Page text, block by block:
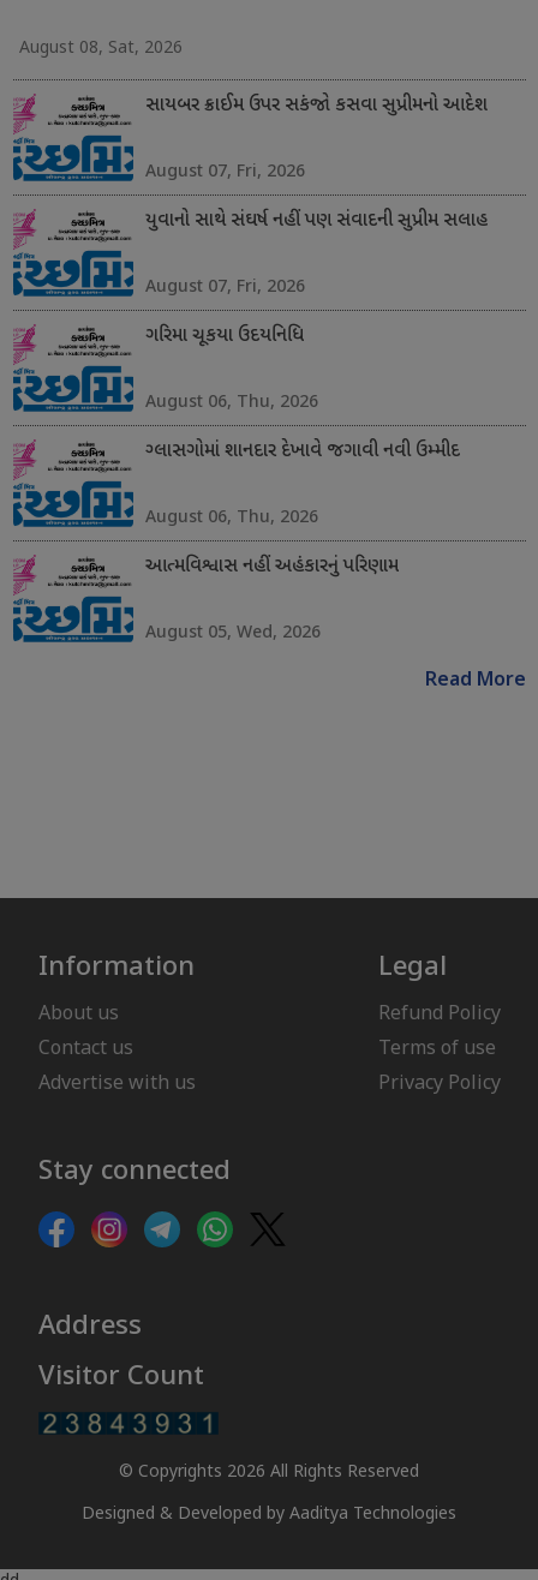
August 08, Sat, 2026
સાયબર ક્રાઈમ ઉપર સકંજો કસવા સુપ્રીમનો આદેશ
August 07, Fri, 2026
યુવાનો સાથે સંઘર્ષ નહીં પણ સંવાદની સુપ્રીમ સલાહ
August 07, Fri, 2026
ગરિમા ચૂકયા ઉદયનિધિ
August 06, Thu, 2026
ગ્લાસગોમાં શાનદાર દેખાવે જગાવી નવી ઉમ્મીદ
August 06, Thu, 2026
આત્મવિશ્વાસ નહીં અહંકારનું પરિણામ
August 05, Wed, 2026
Read More
Information
About us
Contact us
Advertise with us
Legal
Refund Policy
Terms of use
Privacy Policy
Stay connected
Address
Visitor Count
© Copyrights 2026 All Rights Reserved
Designed & Developed by Aaditya Technologies